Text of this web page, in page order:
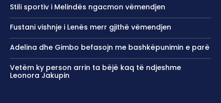
Stili sportiv i Melindës ngacmon vëmendjen
Fustani vishnje i Lenës merr gjithë vëmendjen
Adelina dhe Gimbo befasojn me bashkëpunimin e parë
Vetëm ky person arrin ta bëjë kaq të ndjeshme
Leonora Jakupin